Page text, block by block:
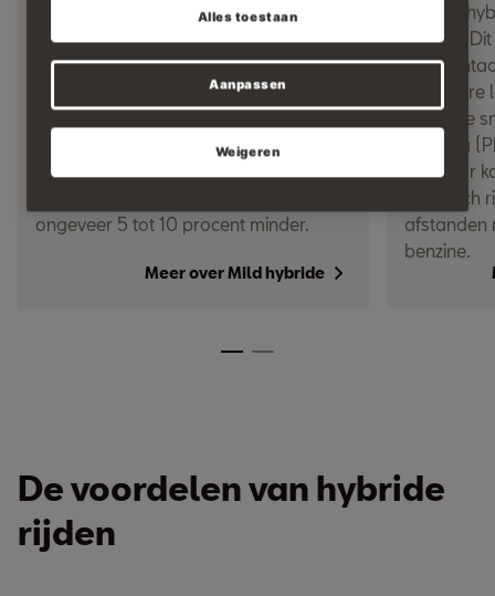
helemaal elektrisch rijden en heeft
geen stekker. Deze auto heeft een
gewone motor, met een kleine
elektromotor en accu erbij. De accu
krijgt energie als je remt of uitrolt. Deze
energie helpt de motor bij het starten
en wegrijden. Dit systeem zorgt ervoor
ongeveer 5 tot 10 procent minder.
Meer over Mild hybride
plug-in
stekker.
langs de
voertuig
Hierdoor
elektrisch
afstanden
benzine.
De voordelen van hybride
rijden
Weigeren
Alles toestaan
Aanpassen